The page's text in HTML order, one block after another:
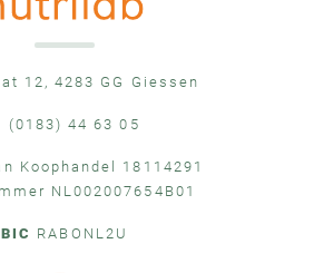
12, 4283 GG Giessen
(0183) 44 63 05
Koophandel 18114291
NL002007654B01
BIC RABONL2U